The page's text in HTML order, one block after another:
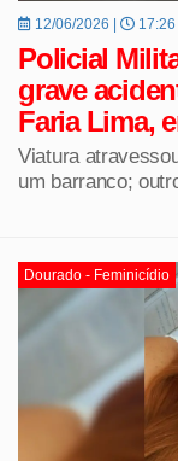
12/06/2026 | 17:26
Policial
grave
Faria Lima,
Viatura
um barranco;
Dourado - Feminicídio